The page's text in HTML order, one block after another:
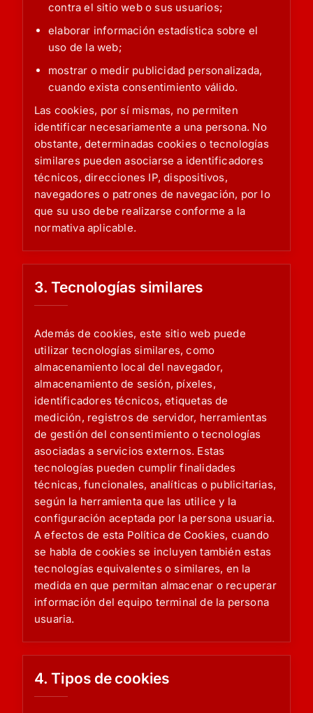
contra el sitio web o sus usuarios;
elaborar información estadística sobre el
uso de la web;
mostrar o medir publicidad personalizada,
cuando exista consentimiento válido.
Las cookies, por sí mismas, no permiten
identificar necesariamente a una persona. No
obstante, determinadas cookies o tecnologías
similares pueden asociarse a identificadores
técnicos, direcciones IP, dispositivos,
navegadores o patrones de navegación, por lo
que su uso debe realizarse conforme a la
normativa aplicable.
3. Tecnologías similares
Además de cookies, este sitio web puede
utilizar tecnologías similares, como
almacenamiento local del navegador,
almacenamiento de sesión, píxeles,
identificadores técnicos, etiquetas de
medición, registros de servidor, herramientas
de gestión del consentimiento o tecnologías
asociadas a servicios externos. Estas
tecnologías pueden cumplir finalidades
técnicas, funcionales, analíticas o publicitarias,
según la herramienta que las utilice y la
configuración aceptada por la persona usuaria.
A efectos de esta Política de Cookies, cuando
se habla de cookies se incluyen también estas
tecnologías equivalentes o similares, en la
medida en que permitan almacenar o recuperar
información del equipo terminal de la persona
usuaria.
4. Tipos de cookies